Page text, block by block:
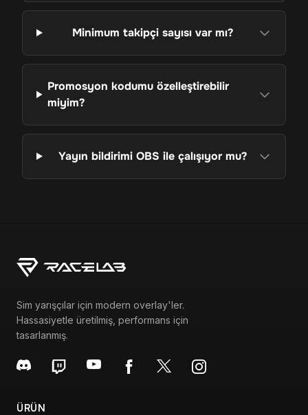
Minimum takipçi sayısı var mı?
Promosyon kodumu özelleştirebilir
miyim?
Yayın bildirimi OBS ile çalışıyor mu?
Sim yarışçılar için modern overlay'ler.
Hassasiyetle üretilmiş, performans için
tasarlanmış.
ÜRÜN